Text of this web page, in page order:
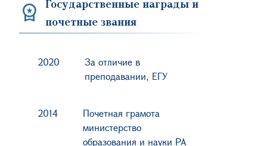
Государственные награды и
почетные звания
2020
За отличие в
преподавании, ЕГУ
2014
Почетная грамота
министерство
образования и науки РА